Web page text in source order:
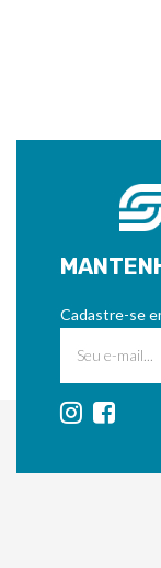
Cadastre-se